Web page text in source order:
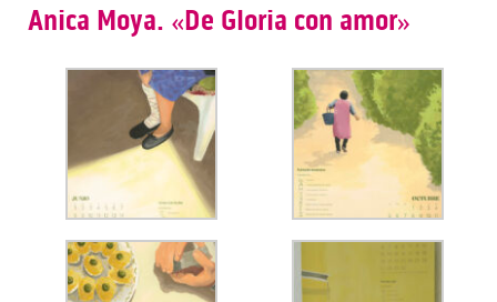
Anica Moya. «De Gloria con amor»